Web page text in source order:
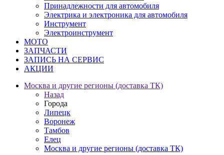
Принадлежности для автомобиля
Электрика и электроника для автомобиля
Инструмент
Электроинструмент
МОТО
ЗАПЧАСТИ
ЗАПИСЬ НА СЕРВИС
АКЦИИ
Москва и другие регионы (доставка ТК)
Назад
Города
Липецк
Воронеж
Тамбов
Елец
Москва и другие регионы (доставка ТК)